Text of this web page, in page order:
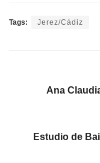
Tags: Jerez/Cádiz
Ana
Estudio de